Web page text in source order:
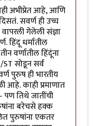
byवामन देशमुख
अभीप्रेत आहे, आणि
सवर्ण ही उच्च
वापरली गेलेली संज्ञा
हिंदू धर्मातील
वर्णातील हिंदूंना
सोडून सर्व
पुरुष ही भारतीय
आहे. काही प्रमाणात
पण तिथे जातींची
बरेचसे हक्क
पुरुषांना एकतर